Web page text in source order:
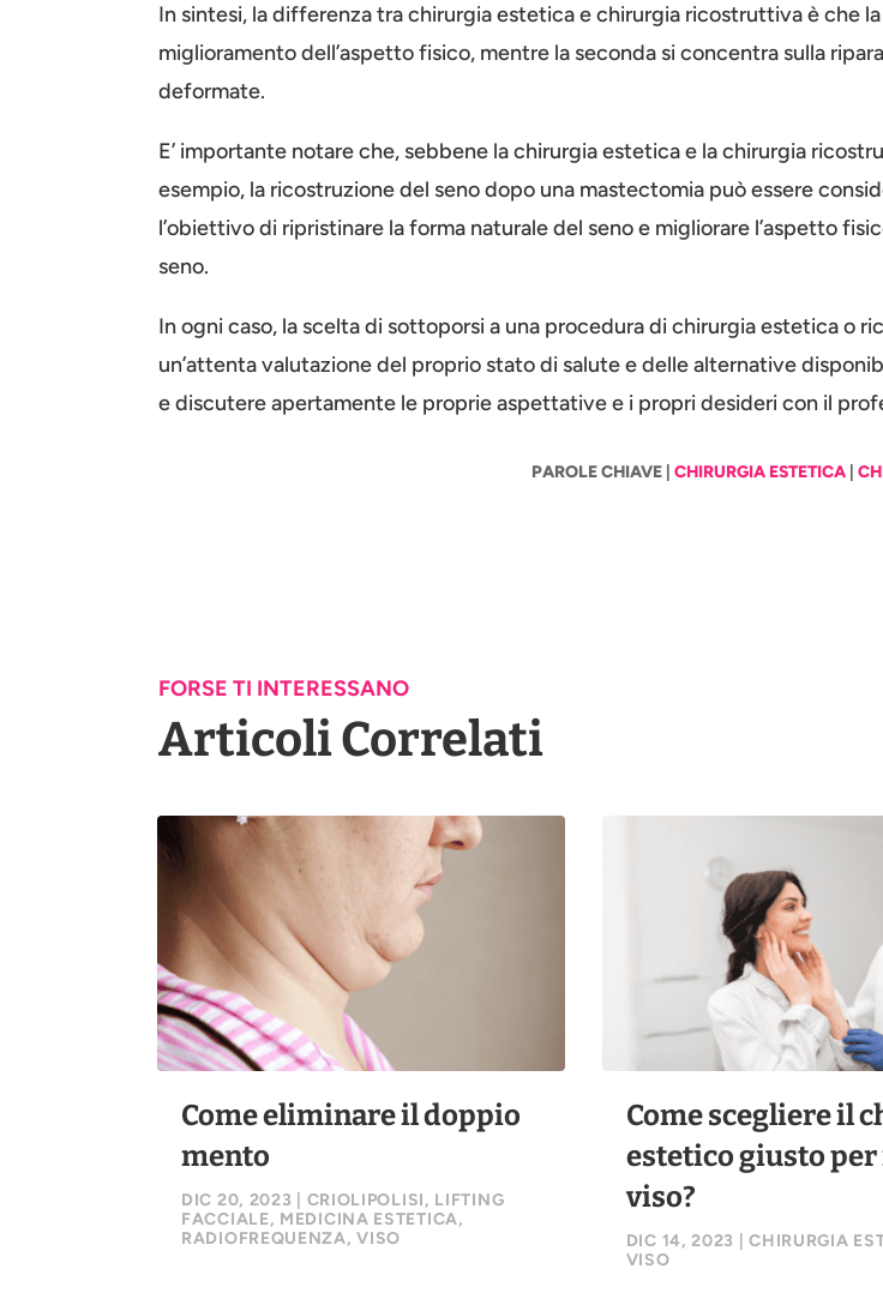
In sintesi, la differenza tra chirurgia estetica e chirurgia ricostruttiva è che
miglioramento dell’aspetto fisico, mentre la seconda si concentra sulla
deformate.
E’ importante notare che, sebbene la chirurgia estetica e la chirurgia
esempio, la ricostruzione del seno dopo una mastectomia può essere
l’obiettivo di ripristinare la forma naturale del seno e migliorare l’aspetto
seno.
In ogni caso, la scelta di sottoporsi a una procedura di chirurgia estetica o
un’attenta valutazione del proprio stato di salute e delle alternative
e discutere apertamente le proprie aspettative e i propri desideri con il
PAROLE CHIAVE | CHIRURGIA ESTETICA|
FORSE TI INTERESSANO
Articoli Correlati
Come eliminare il doppio
mento
DIC 20, 2023 CRIOLIPOLISI, LIFTING
FACCIALE, MEDICINA ESTETICA,
RADIOFREQUENZA,VISO
Come scegliere il
estetico giusto per
viso?
DIC 14, 2023 |CHIRURGIA
VISO